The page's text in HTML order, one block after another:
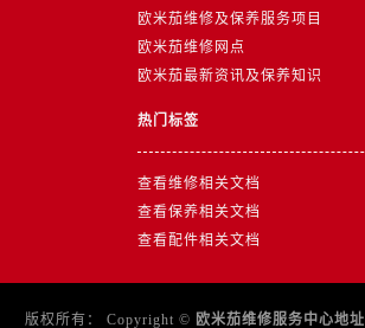
欧米茄维修及保养服务项目
欧米茄维修网点
欧米茄最新资讯及保养知识
热门标签
查看维修相关文档
查看保养相关文档
查看配件相关文档
版权所有： Copyright © 欧米茄维修服务中心地址